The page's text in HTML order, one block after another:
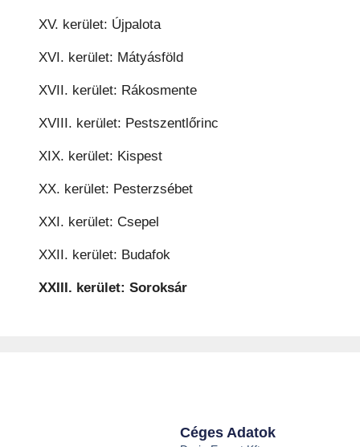
XV. kerület: Újpalota
XVI. kerület: Mátyásföld
XVII. kerület: Rákosmente
XVIII. kerület: Pestszentlőrinc
XIX. kerület: Kispest
XX. kerület: Pesterzsébet
XXI. kerület: Csepel
XXII. kerület: Budafok
XXIII. kerület: Soroksár
Céges Adatok